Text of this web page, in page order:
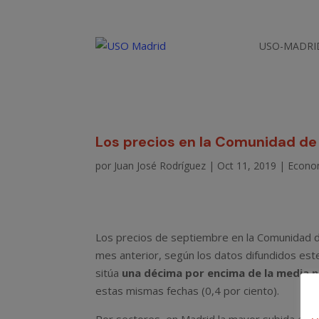
USO-
Los precios en la Comunidad
por Juan José Rodríguez | Oct 11, 2019 |
Los precios de septiembre en la
mes anterior, según los datos difundidos
sitúa una décima por encima de la media
estas mismas fechas (0,4 por ciento).